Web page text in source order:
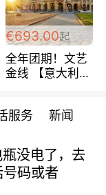
€693.00起
全年团期！文艺
金线 【意大利一
每周铁发！
服务 新闻
没电了，去
码或者